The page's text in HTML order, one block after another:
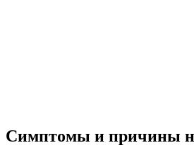
Симптомы и причины